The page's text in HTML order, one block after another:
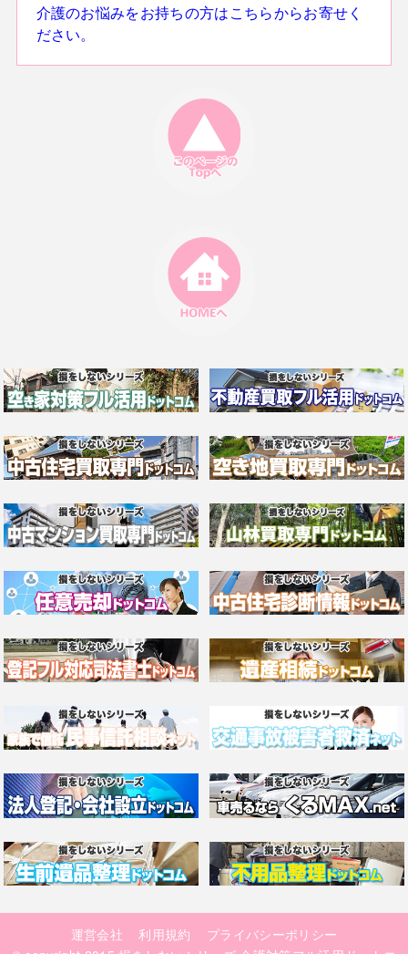
介護のお悩みをお持ちの方はこちらからお寄せく
ださい。
運営会社 利用規約
プライバシーポリシー